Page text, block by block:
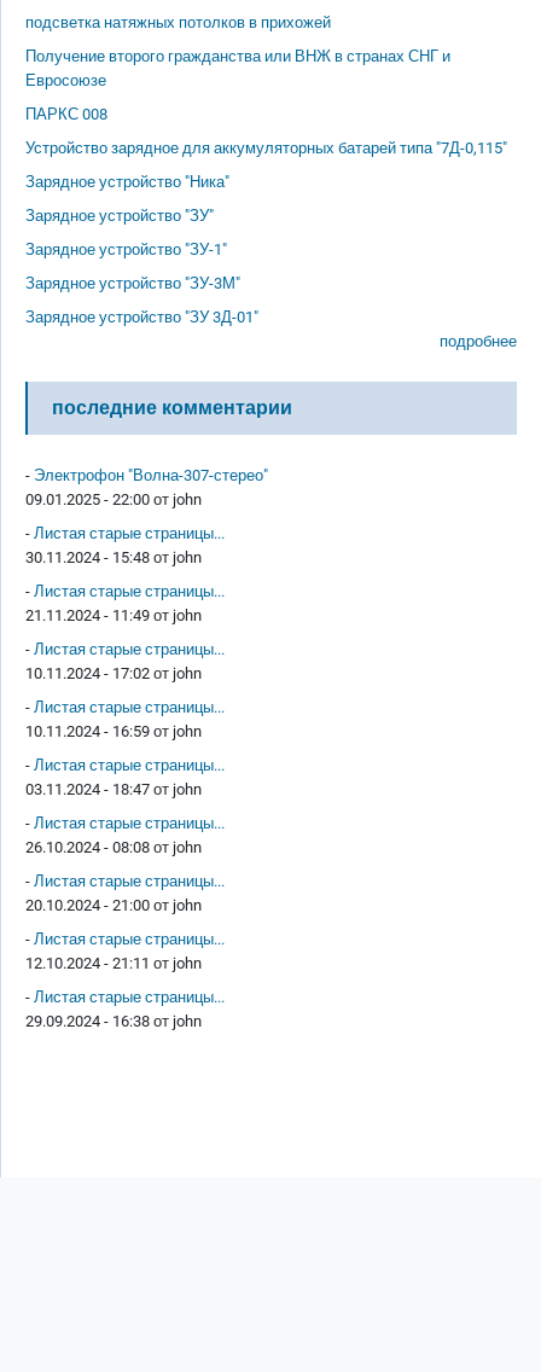
подсветка натяжных потолков в прихожей
Получение второго гражданства или ВНЖ в странах СНГ и
Евросоюзе
ПАРКС 008
Устройство зарядное для аккумуляторных батарей типа "7Д-0,115"
Зарядное устройство "Ника"
Зарядное устройство "ЗУ"
Зарядное устройство "ЗУ-1"
Зарядное устройство "ЗУ-3М"
Зарядное устройство "ЗУ 3Д-01"
подробнее
последние комментарии
- Электрофон "Волна-307-стерео"
09.01.2025 - 22:00 от john
- Листая старые страницы...
30.11.2024 - 15:48 от john
- Листая старые страницы...
21.11.2024 - 11:49 от john
- Листая старые страницы...
10.11.2024 - 17:02 от john
- Листая старые страницы...
10.11.2024 - 16:59 от john
- Листая старые страницы...
03.11.2024 - 18:47 от john
- Листая старые страницы...
26.10.2024 - 08:08 от john
- Листая старые страницы...
20.10.2024 - 21:00 от john
- Листая старые страницы...
12.10.2024 - 21:11 от john
- Листая старые страницы...
29.09.2024 - 16:38 от john